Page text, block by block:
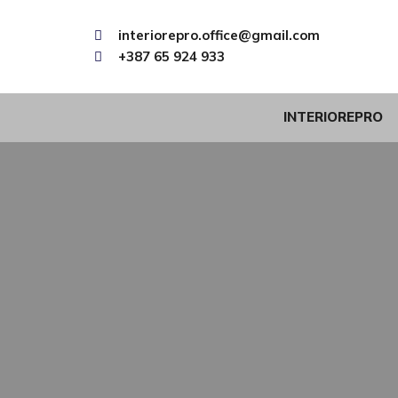
interiorepro.office@gmail.com
+387 65 924 933
INTERIOREPRO